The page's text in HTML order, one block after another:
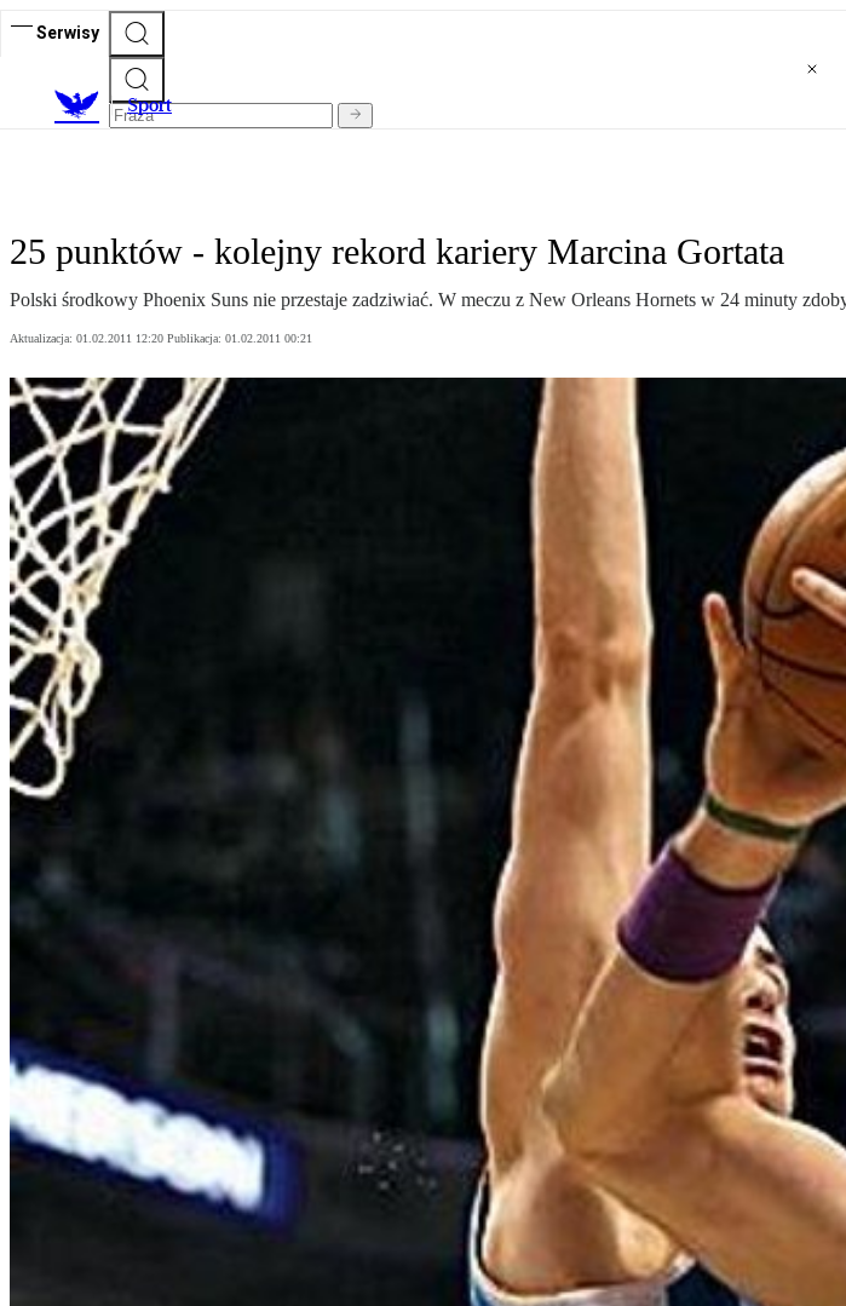
Serwisy
Sport
25 punktów - kolejny rekord kariery Marcina Gortata
Polski środkowy Phoenix Suns nie przestaje zadziwiać. W meczu z New Orleans Hornets w 24 minuty
Aktualizacja: 01.02.2011 12:20 Publikacja: 01.02.2011 00:21